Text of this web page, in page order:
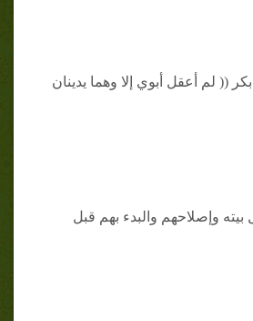
(( لم أعقل أبوي إلا وهما يدينان
بيته وإصلاحهم والبدء بهم قبل